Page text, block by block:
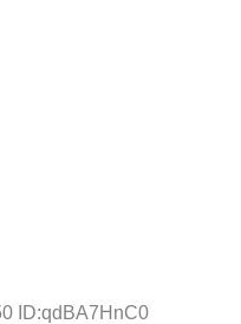
ID:qdBA7HnC0